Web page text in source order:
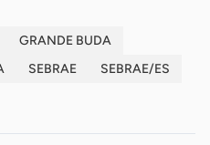
GRANDE BUDA
SEBRAE
SEBRAE/ES